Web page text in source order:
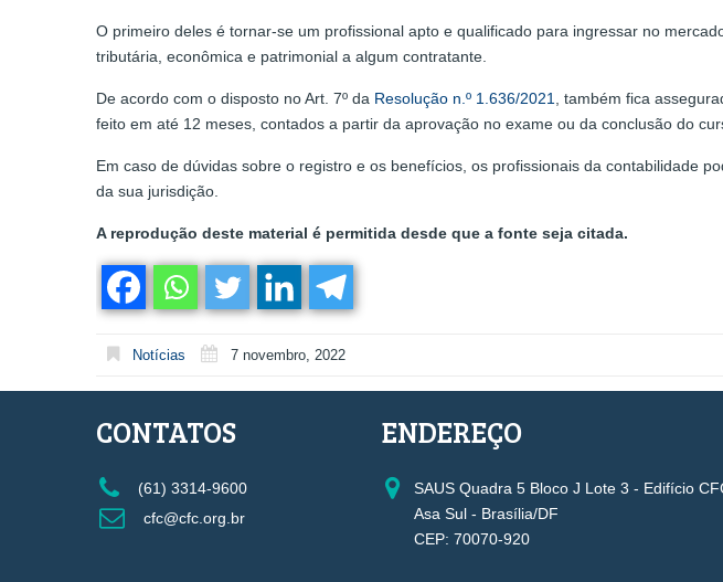
O primeiro deles é tornar-se um profissional apto e qualificado para ingressar no
tributária, econômica e patrimonial a algum contratante.
De acordo com o disposto no Art. 7º da Resolução n.º 1.636/2021, também fica
feito em até 12 meses, contados a partir da aprovação no exame ou da conclusão do
Em caso de dúvidas sobre o registro e os benefícios, os profissionais da contabilidade
da sua jurisdição.
A reprodução deste material é permitida desde que a fonte seja citada.
Notícias 7 novembro, 2022
CONTATOS
(61) 3314-9600
cfc@cfc.org.br
ENDEREÇO
SAUS Quadra 5 Bloco J Lote 3 - Edifício
Asa Sul - Brasília/DF
CEP: 70070-920